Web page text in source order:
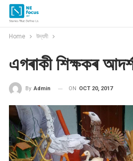
Home উদ্যমী
এগৰাকী শিক্ষকৰ
By Admin ON OCT 20, 2017